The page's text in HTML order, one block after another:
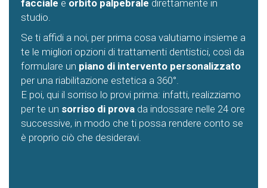
facciale e orbito palpebrale direttamente in
studio.
Se ti affidi a noi, per prima cosa valutiamo insieme a
te le migliori opzioni di trattamenti dentistici, così da
formulare un piano di intervento personalizzato
per una riabilitazione estetica a 360°.
E poi, qui il sorriso lo provi prima: infatti, realizziamo
per te un sorriso di prova da indossare nelle 24 ore
successive, in modo che ti possa rendere conto se
è proprio ciò che desideravi.